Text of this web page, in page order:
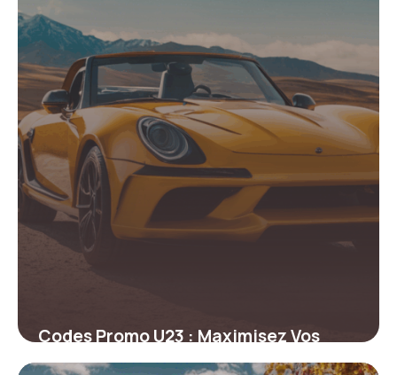
4 juillet 2025
Codes Promo U23 : Maximisez Vos
Réductions sur Vos Achats Mode